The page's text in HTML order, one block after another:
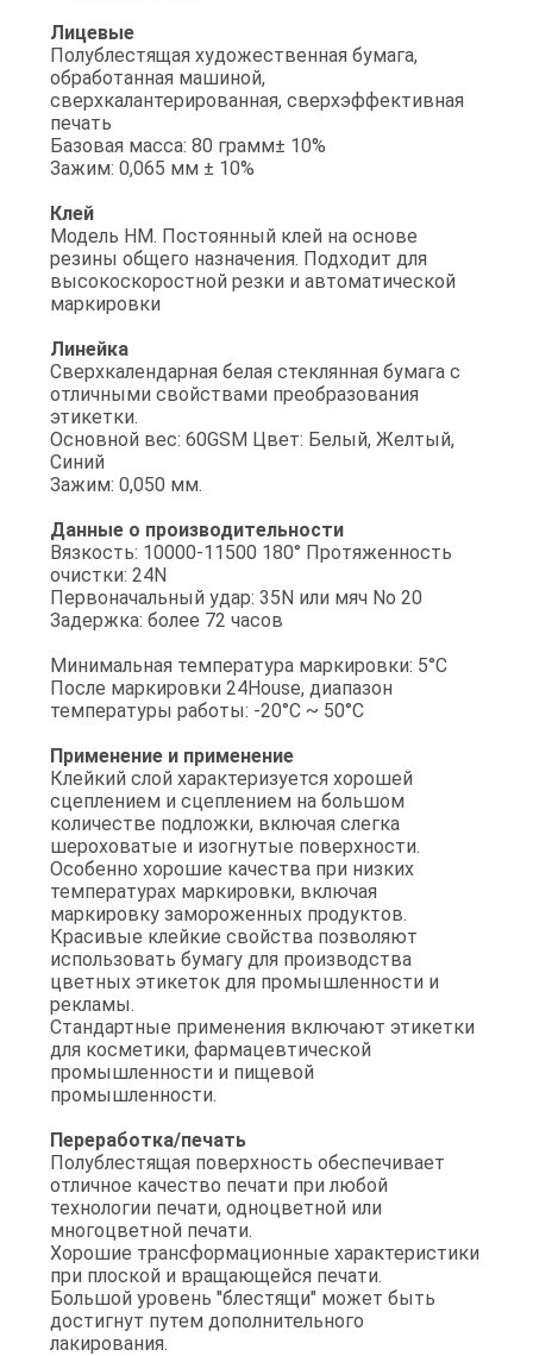
Лицевые
Полублестящая художественная бумага,
обработанная машиной,
сверхкалантерированная, сверхэффективная
печать
Базовая масса: 80 грамм± 10%
Зажим: 0,065 мм ± 10%
Клей
Модель HM. Постоянный клей на основе
резины общего назначения. Подходит для
высокоскоростной резки и автоматической
маркировки
Линейка
Сверхкалендарная белая стеклянная бумага с
отличными свойствами преобразования
этикетки.
Основной вес: 60GSM Цвет: Белый, Желтый,
Синий
Зажим: 0,050 мм.
Данные о производительности
Вязкость: 10000-11500 180° Протяженность
очистки: 24N
Первоначальный удар: 35N или мяч No 20
Задержка: более 72 часов
Минимальная температура маркировки: 5°C
После маркировки 24House, диапазон
температуры работы: -20°C ~ 50°C
Применение и применение
Клейкий слой характеризуется хорошей
сцеплением и сцеплением на большом
количестве подложки, включая слегка
шероховатые и изогнутые поверхности.
Особенно хорошие качества при низких
температурах маркировки, включая
маркировку замороженных продуктов.
Красивые клейкие свойства позволяют
использовать бумагу для производства
цветных этикеток для промышленности и
рекламы.
Стандартные применения включают этикетки
для косметики, фармацевтической
промышленности и пищевой
промышленности.
Переработка/печать
Полублестящая поверхность обеспечивает
отличное качество печати при любой
технологии печати, одноцветной или
многоцветной печати.
Хорошие трансформационные характеристики
при плоской и вращающейся печати.
Большой уровень "блестящи" может быть
достигнут путем дополнительного
лакирования.